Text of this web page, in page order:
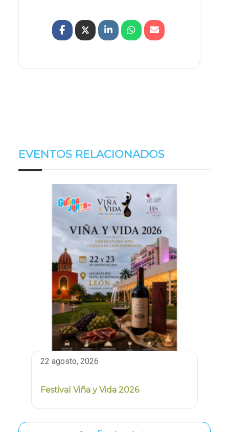
EVENTOS RELACIONADOS
22 agosto, 2026
Festival Viña y Vida 2026